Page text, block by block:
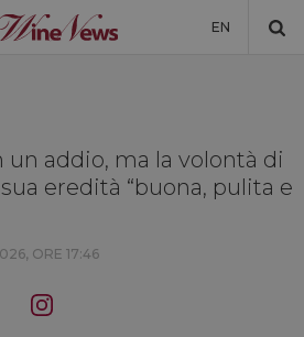
EN
NON SOLO VINO
DI WINENEWS
DICONO DI NOI
un addio, ma la volontà di
eredità “buona, pulita e
ORE 17:46